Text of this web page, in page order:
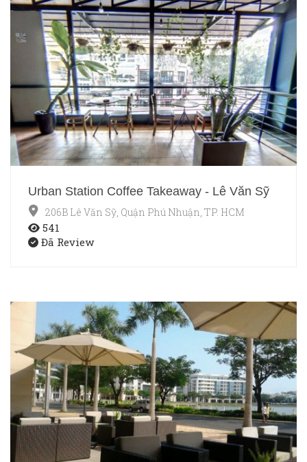
Urban Station Coffee Takeaway - Lê Văn Sỹ
206B Lê Văn Sỹ, Quận Phú Nhuận, TP. HCM
541
Đã Review